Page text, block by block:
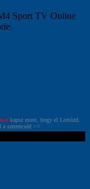
Sport TV Online
ot kapsz most, hogy el Lottózd.
a szerencséd >>